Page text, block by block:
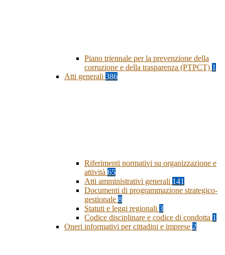
Piano triennale per la prevenzione della
corruzione e della trasparenza (PTPCT) 1
Atti generali 386
Riferimenti normativi su organizzazione e
attività 65
Atti amministrativi generali 141
Documenti di programmazione strategico-
gestionale 8
Statuti e leggi regionali 3
Codice disciplinare e codice di condotta 1
Oneri informativi per cittadini e imprese 2